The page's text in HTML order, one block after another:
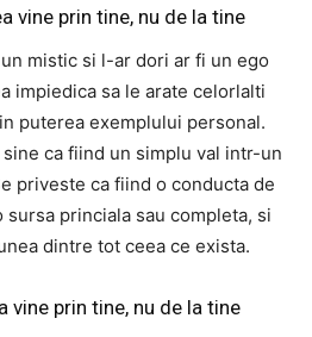
vine prin tine, nu de la tine
mistic si l-ar dori ar fi un ego
impiedica sa le arate celorlalti
puterea exemplului personal.
ca fiind un simplu val intr-un
priveste ca fiind o conducta de
sursa princiala sau completa, si
dintre tot ceea ce exista.
vine prin tine, nu de la tine